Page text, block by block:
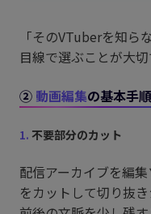
「そのVTuberを知ら
目線で選ぶことが大切
② 動画編集の基本手順
1. 不要部分のカット
配信アーカイブを編
をカットして切り抜